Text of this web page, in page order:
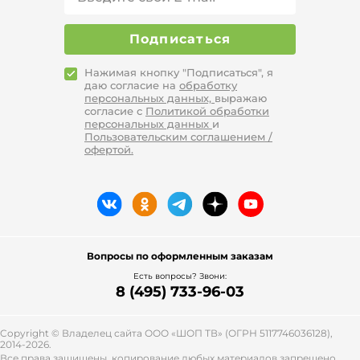
Подписаться
Нажимая кнопку "Подписаться", я
даю согласие на обработку
персональных данных, выражаю
согласие с Политикой обработки
персональных данных и
Пользовательским соглашением /
офертой.
Вопросы по оформленным заказам
Есть вопросы? Звони:
8 (495) 733-96-03
Copyright © Владелец сайта ООО «ШОП ТВ» (ОГРН 5117746036128),
2014-2026.